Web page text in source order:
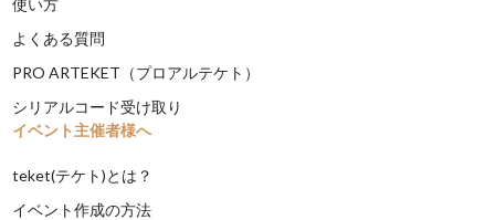
使い方
よくある質問
PRO ARTEKET（プロアルテケト）
シリアルコード受け取り
イベント主催者様へ
teket(テケト)とは？
イベント作成の方法